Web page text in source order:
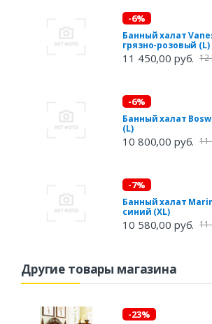
-6%
Банный халат
грязно-розовый (L)
11 450,00 руб. 12
-6%
Банный халат
(L)
10 800,00 руб. 11
-7%
Банный халат
синий (XL)
10 580,00 руб. 11
Другие товары магазина
-23%